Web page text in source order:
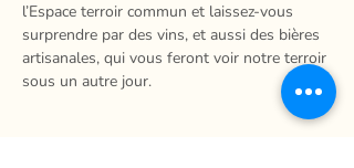
l’Espace terroir commun et laissez-vous
surprendre par des vins, et aussi des bières
artisanales, qui vous feront voir notre terroir
sous un autre jour.